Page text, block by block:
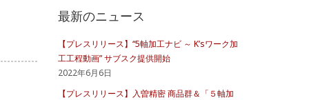
最新のニュース
【プレスリリース】“5軸加工ナビ ～ K’sワーク加
工工程動画” サブスク提供開始
2022年6月6日
【プレスリリース】入曽精密 商品群＆「５軸加